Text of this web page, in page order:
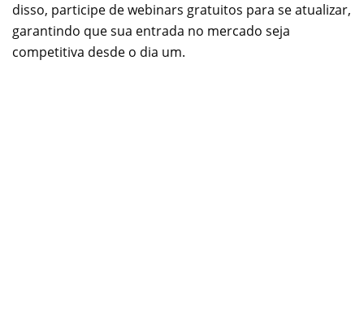
disso, participe de webinars gratuitos para se atualizar,
garantindo que sua entrada no mercado seja
competitiva desde o dia um.